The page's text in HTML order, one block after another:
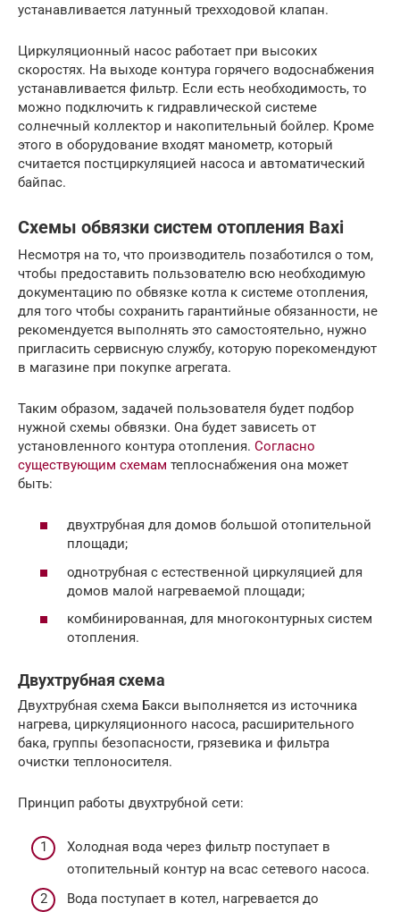
устанавливается латунный трехходовой клапан.
Циркуляционный насос работает при высоких
скоростях. На выходе контура горячего водоснабжения
устанавливается фильтр. Если есть необходимость, то
можно подключить к гидравлической системе
солнечный коллектор и накопительный бойлер. Кроме
этого в оборудование входят манометр, который
считается постциркуляцией насоса и автоматический
байпас.
Схемы обвязки систем отопления Baxi
Несмотря на то, что производитель позаботился о том,
чтобы предоставить пользователю всю необходимую
документацию по обвязке котла к системе отопления,
для того чтобы сохранить гарантийные обязанности, не
рекомендуется выполнять это самостоятельно, нужно
пригласить сервисную службу, которую порекомендуют
в магазине при покупке агрегата.
Таким образом, задачей пользователя будет подбор
нужной схемы обвязки. Она будет зависеть от
установленного контура отопления. Согласно
существующим схемам теплоснабжения она может
быть:
двухтрубная для домов большой отопительной
площади;
однотрубная с естественной циркуляцией для
домов малой нагреваемой площади;
комбинированная, для многоконтурных систем
отопления.
Двухтрубная схема
Двухтрубная схема Бакси выполняется из источника
нагрева, циркуляционного насоса, расширительного
бака, группы безопасности, грязевика и фильтра
очистки теплоносителя.
Принцип работы двухтрубной сети:
Холодная вода через фильтр поступает в
отопительный контур на всас сетевого насоса.
Вода поступает в котел, нагревается до